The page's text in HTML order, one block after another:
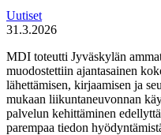
Uutiset
31.3.2026
MDI toteutti Jyväskylän
muodostettiin ajantasainen
lähettämisen, kirjaamisen ja
mukaan liikuntaneuvonnan
palvelun kehittäminen
parempaa tiedon